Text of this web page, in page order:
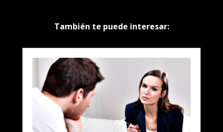
También te puede interesar: